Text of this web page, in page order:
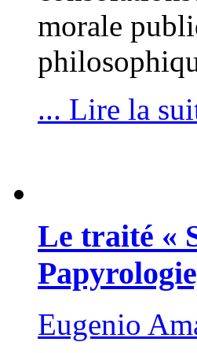
morale
... Lire la
Le traité «
Eugenio